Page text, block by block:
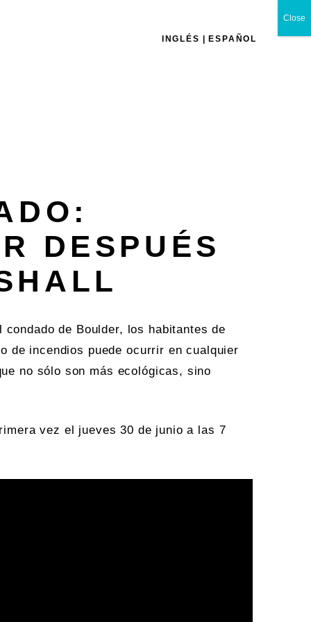
INGLÉS ESPAÑOL
DESPUÉS
de Boulder, los habitantes de
de incendios puede ocurrir en cualquier
no sólo son más ecológicas, sino
vez el jueves 30 de junio a las 7
Close